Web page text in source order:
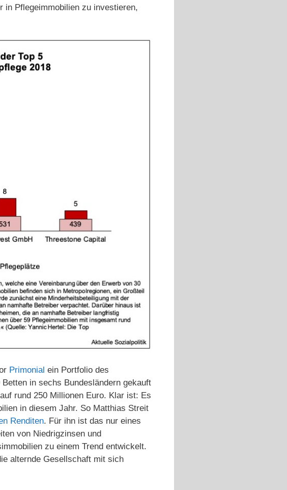
in Pflegeimmobilien zu investieren,
Primonial ein Portfolio des
in sechs Bundesländern gekauft
rund 250 Millionen Euro. Klar ist: Es
in diesem Jahr. So Matthias Streit
Renditen. Für ihn ist das nur eines
von Niedrigzinsen und
zu einem Trend entwickelt.
alternde Gesellschaft mit sich